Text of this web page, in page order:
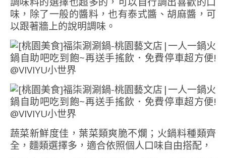
味，除了一般的醬料，也有泰式醬、胡麻醬，可
以跟著牆上的說明調味。
蔬菜新鮮度佳，葉菜類爽脆不爛；火鍋料種類齊
全，麵類選擇多，適合依照個人口味自由搭配，